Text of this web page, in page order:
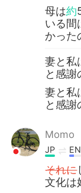
母は約
いる間
かった
妻と私
と感謝
妻と私
と感謝
Momo
JP EN
それに
文化は